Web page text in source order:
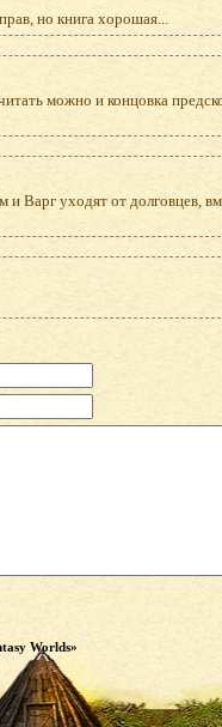
но книга хорошая...
можно и концовка
Варг уходят от долговцев,
Worlds»